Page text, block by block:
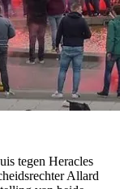
tegen Heracles
Allard